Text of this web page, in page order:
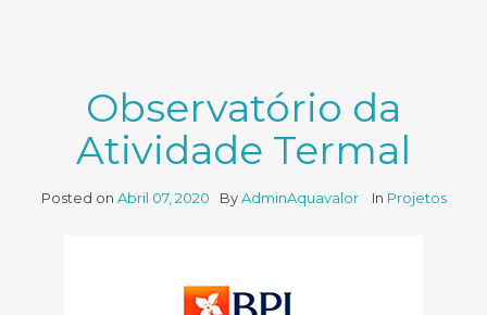
Observatório da
Atividade Termal
Posted on Abril 07, 2020 ByAdminAquavalor In Projetos